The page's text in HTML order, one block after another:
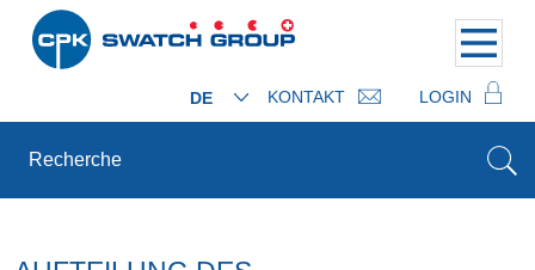
DE KONTAKT LOGIN